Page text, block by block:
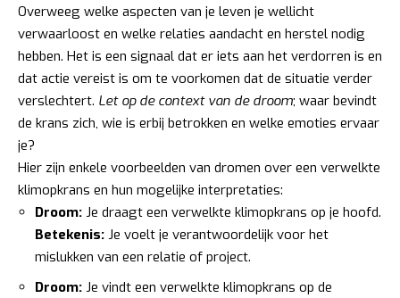
Overweeg welke aspecten van je leven je wellicht
verwaarloost en welke relaties aandacht en herstel nodig
hebben. Het is een signaal dat er iets aan het verdorren is en
dat actie vereist is om te voorkomen dat de situatie verder
verslechtert. Let op de context van de droom; waar bevindt
de krans zich, wie is erbij betrokken en welke emoties ervaar
je?
Hier zijn enkele voorbeelden van dromen over een verwelkte
klimopkrans en hun mogelijke interpretaties:
Droom: Je draagt een verwelkte klimopkrans op je hoofd.
Betekenis: Je voelt je verantwoordelijk voor het
mislukken van een relatie of project.
Droom: Je vindt een verwelkte klimopkrans op de